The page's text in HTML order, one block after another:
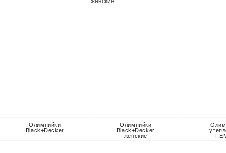
Олимпийки
Black+Decker
Олимпийки
Black+Decker
женские